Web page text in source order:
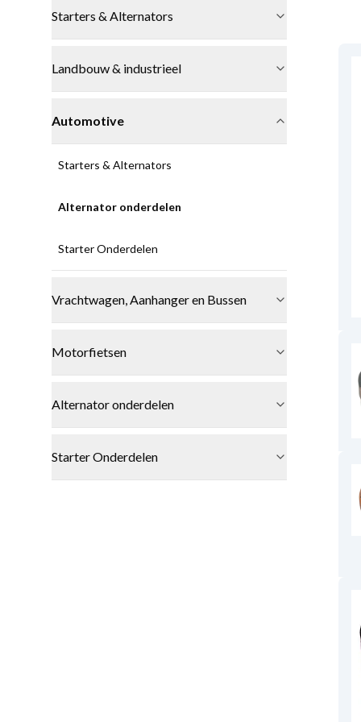
Starters & Alternators
Landbouw & industrieel
Automotive
Starters & Alternators
Alternator onderdelen
Starter Onderdelen
Vrachtwagen, Aanhanger en Bussen
Motorfietsen
Alternator onderdelen
Starter Onderdelen